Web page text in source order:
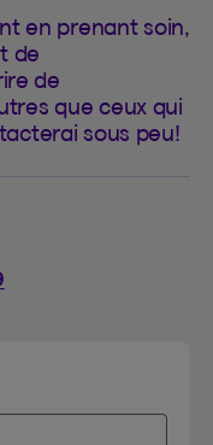
en prenant soin,
de
de
que ceux qui
sous peu!